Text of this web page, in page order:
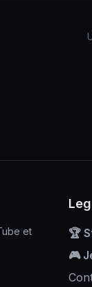
et
🏆
🎮